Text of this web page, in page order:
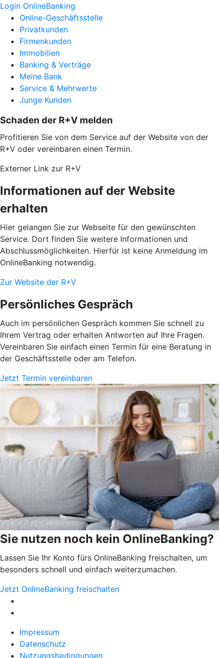
Login OnlineBanking
Online-Geschäftsstelle
Privatkunden
Firmenkunden
Immobilien
Banking & Verträge
Meine Bank
Service & Mehrwerte
Junge Kunden
Schaden der R+V melden
Profitieren Sie von dem Service auf der Website von der
R+V oder vereinbaren einen Termin.
Externer Link zur R+V
Informationen auf der Website
erhalten
Hier gelangen Sie zur Webseite für den gewünschten
Service. Dort finden Sie weitere Informationen und
Abschlussmöglichkeiten. Hierfür ist keine Anmeldung im
OnlineBanking notwendig.
Zur Website der R+V
Persönliches Gespräch
Auch im persönlichen Gespräch kommen Sie schnell zu
Ihrem Vertrag oder erhalten Antworten auf Ihre Fragen.
Vereinbaren Sie einfach einen Termin für eine Beratung in
der Geschäftsstelle oder am Telefon.
Jetzt Termin vereinbaren
Sie nutzen noch kein OnlineBanking?
Lassen Sie Ihr Konto fürs OnlineBanking freischalten, um
besonders schnell und einfach weiterzumachen.
Jetzt OnlineBanking freischalten
Impressum
Datenschutz
Nutzungsbedingungen